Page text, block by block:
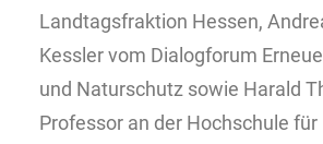
Landtagsfraktion Hessen,
Kessler vom Dialogforum
und Naturschutz sowie Harald
Professor an der Hochschule für